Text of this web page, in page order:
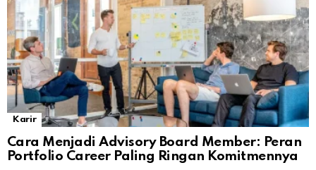
Karir
Cara Menjadi Advisory Board Member: Peran
Portfolio Career Paling Ringan Komitmennya